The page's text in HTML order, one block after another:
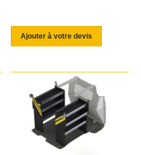
Ajouter à votre devis